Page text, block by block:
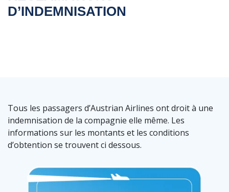
D’INDEMNISATION
Tous les passagers d’Austrian Airlines ont droit à une
indemnisation de la compagnie elle même. Les
informations sur les montants et les conditions
d’obtention se trouvent ci dessous.